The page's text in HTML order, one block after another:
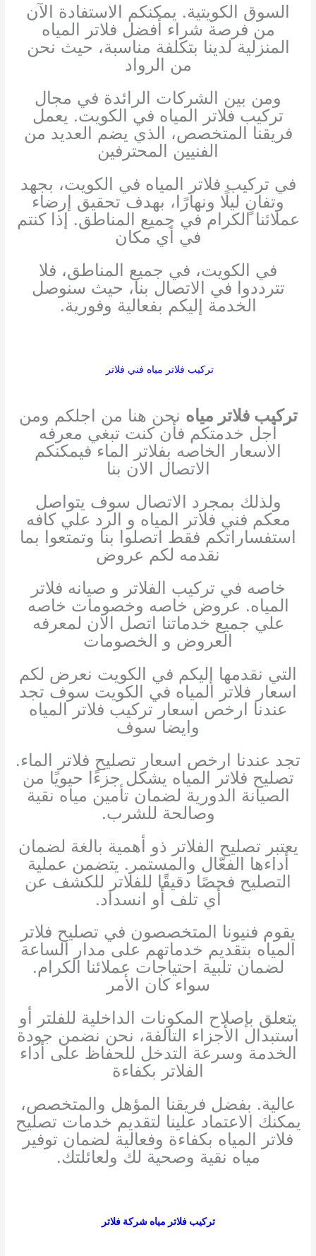
السوق الكويتية. يمكنكم الاستفادة الآن
من فرصة شراء أفضل فلاتر المياه
المنزلية لدينا بتكلفة مناسبة، حيث نحن
من الرواد
ومن بين الشركات الرائدة في مجال
تركيب فلاتر المياه في الكويت. يعمل
فريقنا المتخصص، الذي يضم العديد من
الفنيين المحترفين
في تركيب فلاتر المياه في الكويت، بجهد
وتفانٍ ليلًا ونهارًا، بهدف تحقيق إرضاء
عملائنا الكرام في جميع المناطق. إذا كنتم
في أي مكان
في الكويت، في جميع المناطق، فلا
تترددوا في الاتصال بنا، حيث سنوصل
الخدمة إليكم بفعالية وفورية.
تركيب فلاتر مياه فني فلاتر
تركيب فلاتر مياه نحن هنا من اجلكم ومن
أجل خدمتكم فأن كنت تبغي معرفه
الاسعار الخاصه بفلاتر الماء فيمكنكم
الاتصال الان بنا
ولذلك بمجرد الاتصال سوف يتواصل
معكم فني فلاتر المياه و الرد علي كافه
استفساراتكم فقط اتصلوا بنا وتمتعوا بما
نقدمه لكم عروض
خاصه في تركيب الفلاتر و صيانه فلاتر
المياه. عروض خاصه وخصومات خاصه
علي جميع خدماتنا اتصل الان لمعرفه
العروض و الخصومات
التي نقدمها إليكم في الكويت نعرض لكم
اسعار فلاتر المياه في الكويت سوف تجد
عندنا ارخص اسعار تركيب فلاتر المياه
وايضا سوف
تجد عندنا ارخص اسعار تصليح فلاتر الماء.
تصليح فلاتر المياه يشكل جزءًا حيويًا من
الصيانة الدورية لضمان تأمين مياه نقية
وصالحة للشرب.
يعتبر تصليح الفلاتر ذو أهمية بالغة لضمان
أداءها الفعّال والمستمر. يتضمن عملية
التصليح فحصًا دقيقًا للفلاتر للكشف عن
أي تلف أو انسداد.
يقوم فنيونا المتخصصون في تصليح فلاتر
المياه بتقديم خدماتهم على مدار الساعة
لضمان تلبية احتياجات عملائنا الكرام.
سواء كان الأمر
يتعلق بإصلاح المكونات الداخلية للفلتر أو
استبدال الأجزاء التالفة، نحن نضمن جودة
الخدمة وسرعة التدخل للحفاظ على أداء
الفلاتر بكفاءة
عالية. بفضل فريقنا المؤهل والمتخصص،
يمكنك الاعتماد علينا لتقديم خدمات تصليح
فلاتر المياه بكفاءة وفعالية لضمان توفير
مياه نقية وصحية لك ولعائلتك.
تركيب فلاتر مياه شركة فلاتر